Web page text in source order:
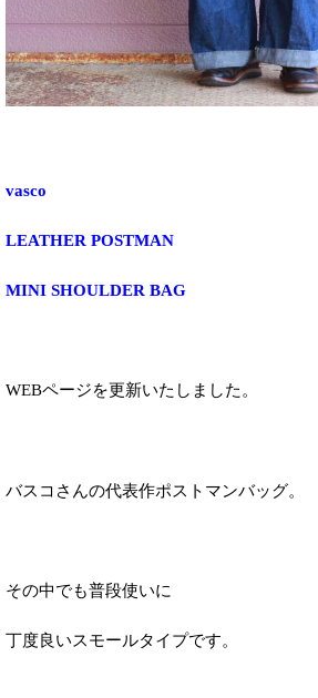
vasco
LEATHER POSTMAN
MINI SHOULDER BAG
WEBページを更新いたしました。
バスコさんの代表作ポストマンバッグ。
その中でも普段使いに
丁度良いスモールタイプです。